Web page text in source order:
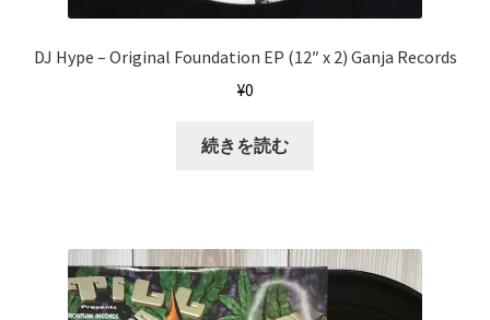
DJ Hype ‎– Original Foundation EP (12″ x 2) Ganja Records
¥0
続きを読む